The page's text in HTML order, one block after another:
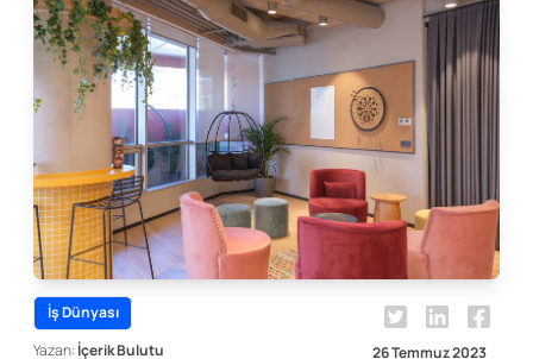
İş Dünyası
Yazan:İçerik Bulutu 26 Temmuz 2023